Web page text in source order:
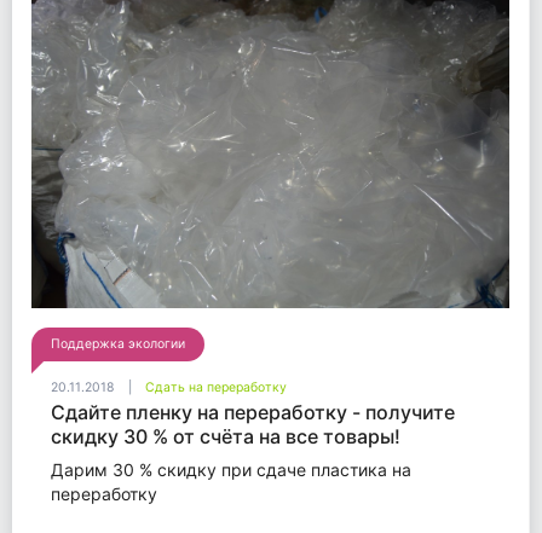
Поддержка экологии
20.11.2018 Сдать на переработку
Сдайте пленку на переработку - получите
скидку 30 % от счёта на все товары!
Дарим 30 % скидку при сдаче пластика на
переработку